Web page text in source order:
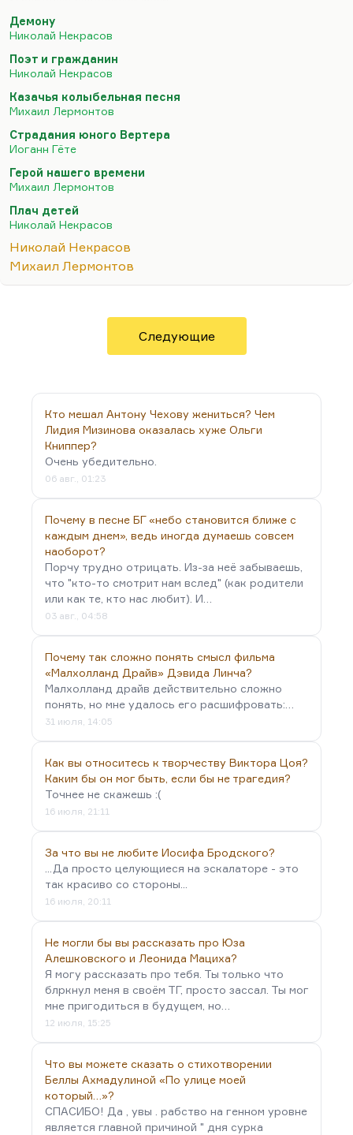
Понятно совершенно, что речь идет о стихах —
«братия болтливая моя
Некрасов написал там на полях: «Пояснить».
Пояснить он не успел, поэтому нам приходится
догадываться.«Что уж доволен ты мной?»
этот вот финал, это демоническая,
сверхчеловеческая, во многом античеловеческая
природа поэзии Лермонтова действительно
привела Некрасова к созданию совершенно
нового жанра — такой абсолютно
мизогинической любовной лирики, таких
мизантропических…
Демону
Николай Некрасов
Поэт и гражданин
Николай Некрасов
Казачья колыбельная песня
Михаил Лермонтов
Страдания юного Вертера
Иоганн Гёте
Герой нашего времени
Михаил Лермонтов
Плач детей
Николай Некрасов
Николай Некрасов
Михаил Лермонтов
Следующие
Кто мешал Антону Чехову жениться? Чем
Лидия Мизинова оказалась хуже Ольги
Книппер?
Очень убедительно.
06 авг., 01:23
Почему в песне БГ «небо становится ближе с
каждым днем», ведь иногда думаешь совсем
наоборот?
Порчу трудно отрицать. Из-за неё забываешь,
что "кто-то смотрит нам вслед" (как родители
или как те, кто нас любит). И…
03 авг., 04:58
Почему так сложно понять смысл фильма
«Малхолланд Драйв» Дэвида Линча?
Малхолланд драйв действительно сложно
понять, но мне удалось его расшифровать:…
31 июля, 14:05
Как вы относитесь к творчеству Виктора Цоя?
Каким бы он мог быть, если бы не трагедия?
Точнее не скажешь :(
16 июля, 21:11
За что вы не любите Иосифа Бродского?
...Да просто целующиеся на эскалаторе - это
так красиво со стороны...
16 июля, 20:11
Не могли бы вы рассказать про Юза
Алешковского и Леонида Мациха?
Я могу рассказать про тебя. Ты только что
блркнул меня в своём ТГ, просто зассал. Ты мог
мне пригодиться в будущем, но…
12 июля, 15:25
Что вы можете сказать о стихотворении
Беллы Ахмадулиной «По улице моей
который…»?
СПАСИБО! Да , увы . рабство на генном уровне
является главной причиной " дня сурка